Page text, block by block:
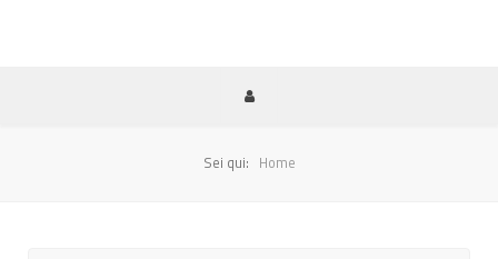
Sei qui: Home